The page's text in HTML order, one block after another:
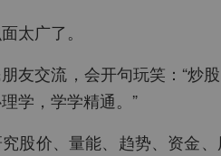
太广了。
友交流，会开句玩笑：“炒
学，学学精通。”
股价、量能、趋势、资金